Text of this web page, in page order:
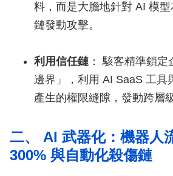
料，而是大膽地針對 AI 模
鏈發動攻擊。
利用信任鏈： 駭客精準鎖定
邊界」，利用 AI SaaS 工具
產生的權限縫隙，發動跨層
二、 AI 武器化：機器人
300% 與自動化殺傷鏈